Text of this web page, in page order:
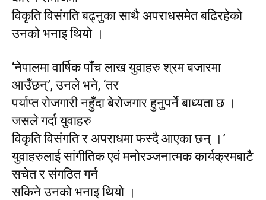
विकृति विसंगति बढ्नुका साथै अपराधसमेत बढिरहेको
उनको भनाइ थियो ।
‘नेपालमा वार्षिक पाँच लाख युवाहरु श्रम बजारमा
आउँछन्’, उनले भने, ‘तर
पर्याप्त रोजगारी नहुँदा बेरोजगार हुनुपर्ने बाध्यता छ ।
जसले गर्दा युवाहरु
विकृति विसंगति र अपराधमा फस्दै आएका छन् ।’
युवाहरुलाई सांगीतिक एवं मनोरञ्जनात्मक कार्यक्रमबाटै
सचेत र संगठित गर्न
सकिने उनको भनाइ थियो ।